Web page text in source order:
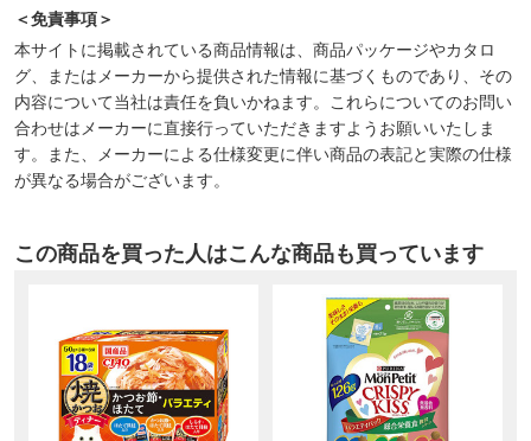
＜免責事項＞
本サイトに掲載されている商品情報は、商品パッケージやカタロ
グ、またはメーカーから提供された情報に基づくものであり、その
内容について当社は責任を負いかねます。これらについてのお問い
合わせはメーカーに直接行っていただきますようお願いいたしま
す。また、メーカーによる仕様変更に伴い商品の表記と実際の仕様
が異なる場合がございます。
この商品を買った人はこんな商品も買っています